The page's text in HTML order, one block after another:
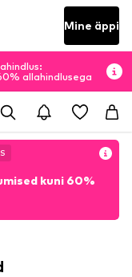
Mine äppi
allahindlusega
S
kuni 60%